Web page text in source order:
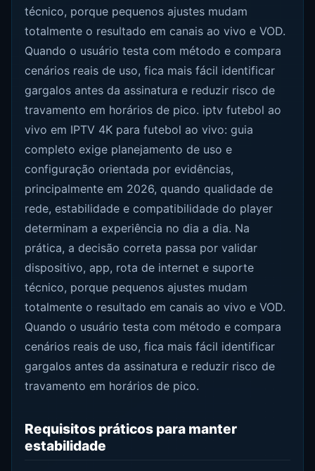
técnico, porque pequenos ajustes mudam
totalmente o resultado em canais ao vivo e VOD.
Quando o usuário testa com método e compara
cenários reais de uso, fica mais fácil identificar
gargalos antes da assinatura e reduzir risco de
travamento em horários de pico. iptv futebol ao
vivo em IPTV 4K para futebol ao vivo: guia
completo exige planejamento de uso e
configuração orientada por evidências,
principalmente em 2026, quando qualidade de
rede, estabilidade e compatibilidade do player
determinam a experiência no dia a dia. Na
prática, a decisão correta passa por validar
dispositivo, app, rota de internet e suporte
técnico, porque pequenos ajustes mudam
totalmente o resultado em canais ao vivo e VOD.
Quando o usuário testa com método e compara
cenários reais de uso, fica mais fácil identificar
gargalos antes da assinatura e reduzir risco de
travamento em horários de pico.
Requisitos práticos para manter
estabilidade